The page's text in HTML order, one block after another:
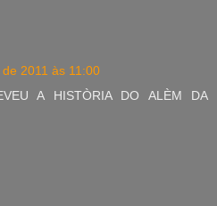
2011 às 11:00
A HISTÒRIA DO ALÈM DA